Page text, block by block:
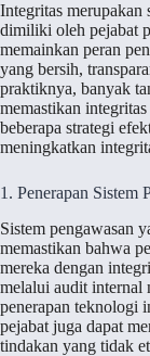
Integritas merupakan
dimiliki oleh pejabat
memainkan peran
yang bersih,
praktiknya, banyak
memastikan
beberapa strategi
meningkatkan
1. Penerapan Sistem
Sistem pengawasan
memastikan bahwa
mereka dengan
melalui audit internal
penerapan teknologi
pejabat juga dapat
tindakan yang tidak